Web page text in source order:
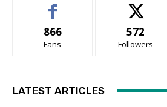
866
Fans
572
Followers
LATEST ARTICLES